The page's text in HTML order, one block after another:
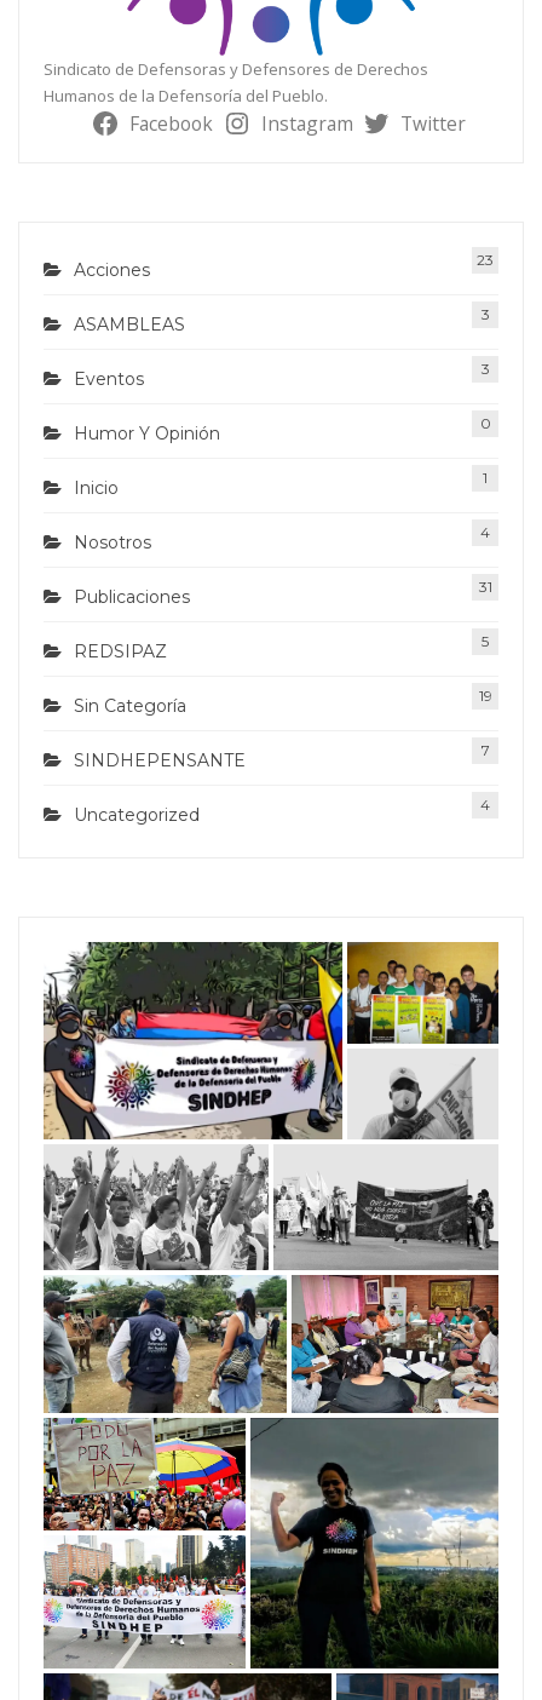
Sindicato de Defensoras y Defensores de Derechos
Humanos de la Defensoría del Pueblo.
Facebook Instagram Twitter
Acciones 23
ASAMBLEAS 3
Eventos 3
Humor Y Opinión 0
Inicio 1
Nosotros 4
Publicaciones 31
REDSIPAZ 5
Sin Categoría 19
SINDHEPENSANTE 7
Uncategorized 4